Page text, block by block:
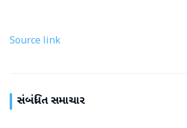
Source link
સંબંધિત સમાચાર